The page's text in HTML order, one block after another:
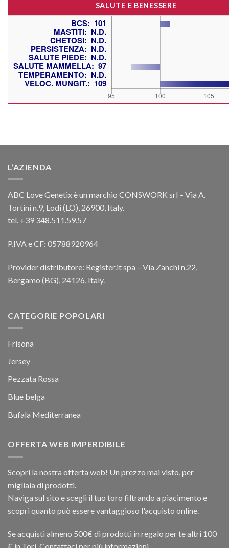
SALUTE E BENESSERE
L’AZIENDA
ABC Love Genetix è un marchio CONSWORK srl – Via A.
Tortini n.9, Lodi (LO), 26900, Italy.
tel. +39 348.511.59.57
P.IVA e CF: 05788920964
Provider distributore: Register.it spa – Via Zanchi n.22,
Bergamo (BG), 24126, Italy.
CATEGORIE POPOLARI
Frisona
Jersey
Pezzata Rossa
Blue belga
Bufala Mediterranea
OFFERTA WEB IMPERDIBILE
Scopri la nostra offerta web! Un prezzo mai visto, per
migliaia di prodotti.
Naviga sul sito e scegli il tuo toro filtrando a piacimento e
scopri quanto può essere vantaggioso l'acquisto online.
Se acquisti almeno 500€ di prodotti in regalo per te altri 100